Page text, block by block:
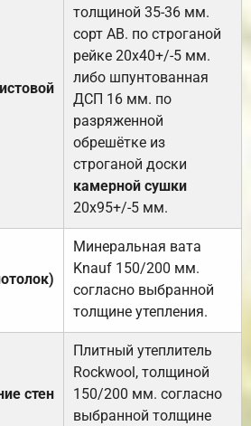
толщиной 35-36 мм.
сорт АВ. по строганой
рейке 20х40+/-5 мм.
либо шпунтованная
ДСП 16 мм. по
разряженной
обрешётке из
строганой доски
камерной сушки
20х95+/-5 мм.
Минеральная вата
Knauf 150/200 мм.
согласно выбранной
толщине утепления.
стен
Плитный утеплитель
Rockwool, толщиной
150/200 мм. согласно
выбранной толщине